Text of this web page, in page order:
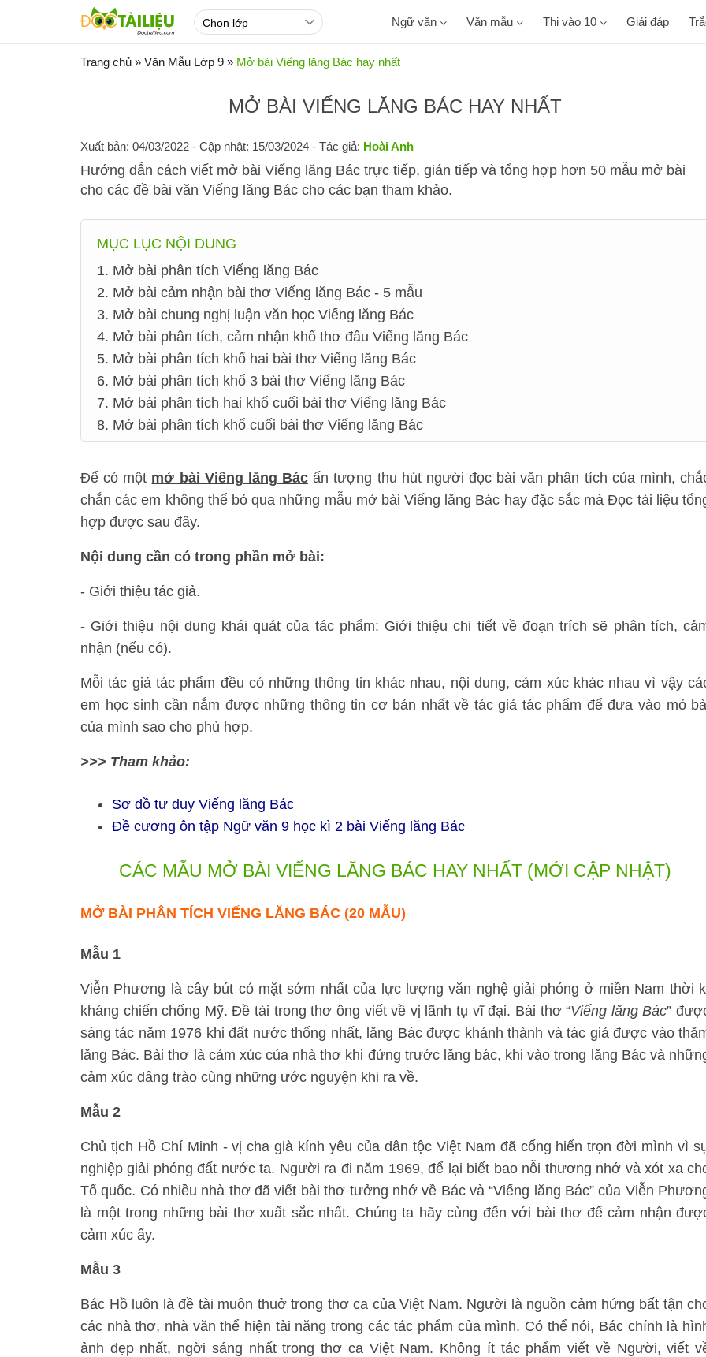
Ngữ văn Văn mẫu Thi vào 10 Giải đáp
Trang chủ » Văn Mẫu Lớp 9 » Mở bài Viếng lăng Bác hay nhất
MỞ BÀI VIẾNG LĂNG BÁC HAY NHẤT
Xuất bản: 04/03/2022 - Cập nhật: 15/03/2024 - Tác giả: Hoài Anh
Hướng dẫn cách viết mở bài Viếng lăng Bác trực tiếp, gián tiếp và tổng hợp hơn 50 mẫu mở bài
cho các đề bài văn Viếng lăng Bác cho các bạn tham khảo.
MỤC LỤC NỘI DUNG
1. Mở bài phân tích Viếng lăng Bác
2. Mở bài cảm nhận bài thơ Viếng lăng Bác - 5 mẫu
3. Mở bài chung nghị luận văn học Viếng lăng Bác
4. Mở bài phân tích, cảm nhận khổ thơ đầu Viếng lăng Bác
5. Mở bài phân tích khổ hai bài thơ Viếng lăng Bác
6. Mở bài phân tích khổ 3 bài thơ Viếng lăng Bác
7. Mở bài phân tích hai khổ cuối bài thơ Viếng lăng Bác
8. Mở bài phân tích khổ cuối bài thơ Viếng lăng Bác
Để có một mở bài Viếng lăng Bác ấn tượng thu hút người đọc bài văn phân tích của mình,
chắn các em không thể bỏ qua những mẫu mở bài Viếng lăng Bác hay đặc sắc mà Đọc tài liệu
hợp được sau đây.
Nội dung cần có trong phần mở bài:
- Giới thiệu tác giả.
- Giới thiệu nội dung khái quát của tác phẩm: Giới thiệu chi tiết về đoạn trích sẽ phân tích,
nhận (nếu có).
Mỗi tác giả tác phẩm đều có những thông tin khác nhau, nội dung, cảm xúc khác nhau vì vậy
em học sinh cần nắm được những thông tin cơ bản nhất về tác giả tác phẩm để đưa vào mỏ
của mình sao cho phù hợp.
>>> Tham khảo:
Sơ đồ tư duy Viếng lăng Bác
Đề cương ôn tập Ngữ văn 9 học kì 2 bài Viếng lăng Bác
CÁC MẪU MỞ BÀI VIẾNG LĂNG BÁC HAY NHẤT (MỚI CẬP NHẬT)
MỞ BÀI PHÂN TÍCH VIẾNG LĂNG BÁC (20 MẪU)
Mẫu 1
Viễn Phương là cây bút có mặt sớm nhất của lực lượng văn nghệ giải phóng ở miền Nam thời
kháng chiến chống Mỹ. Đề tài trong thơ ông viết về vị lãnh tụ vĩ đại. Bài thơ “Viếng lăng Bác”
sáng tác năm 1976 khi đất nước thống nhất, lăng Bác được khánh thành và tác giả được vào
lăng Bác. Bài thơ là cảm xúc của nhà thơ khi đứng trước lăng bác, khi vào trong lăng Bác và
cảm xúc dâng trào cùng những ước nguyện khi ra về.
Mẫu 2
Chủ tịch Hồ Chí Minh - vị cha già kính yêu của dân tộc Việt Nam đã cống hiến trọn đời mình vì
nghiệp giải phóng đất nước ta. Người ra đi năm 1969, để lại biết bao nỗi thương nhớ và xót xa
Tổ quốc. Có nhiều nhà thơ đã viết bài thơ tưởng nhớ về Bác và “Viếng lăng Bác” của Viễn
là một trong những bài thơ xuất sắc nhất. Chúng ta hãy cùng đến với bài thơ để cảm nhận
cảm xúc ấy.
Mẫu 3
Bác Hồ luôn là đề tài muôn thuở trong thơ ca của Việt Nam. Người là nguồn cảm hứng bất tận
các nhà thơ, nhà văn thể hiện tài năng trong các tác phẩm của mình. Có thể nói, Bác chính là
ảnh đẹp nhất, ngời sáng nhất trong thơ ca Việt Nam. Không ít tác phẩm viết về Người, viết